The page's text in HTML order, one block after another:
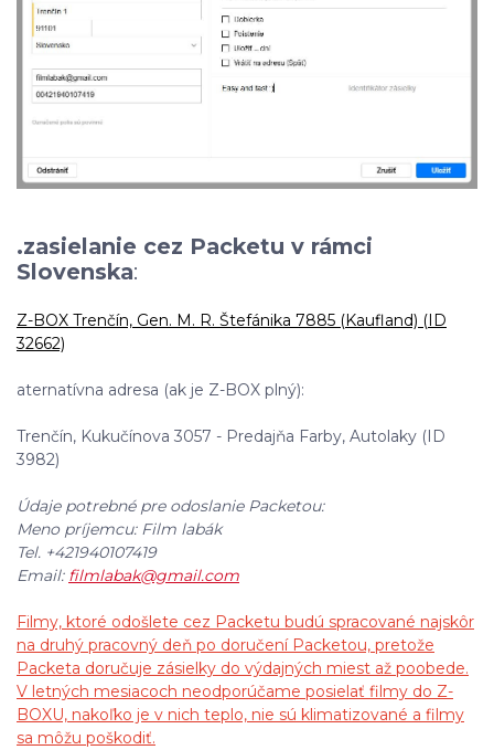
.zasielanie cez Packetu v rámci
Slovenska:
Z-BOX Trenčín, Gen. M. R. Štefánika 7885 (Kaufland) (ID
32662)
aternatívna adresa (ak je Z-BOX plný):
Trenčín, Kukučínova 3057 - Predajňa Farby, Autolaky (ID
3982)
Údaje potrebné pre odoslanie Packetou:
Meno príjemcu: Film labák
Tel. +421940107419
Email: filmlabak@gmail.com
Filmy, ktoré odošlete cez Packetu budú spracované najskôr
na druhý pracovný deň po doručení Packetou, pretože
Packeta doručuje zásielky do výdajných miest až poobede.
V letných mesiacoch neodporúčame posielať filmy do Z-
BOXU, nakoľko je v nich teplo, nie sú klimatizované a filmy
sa môžu poškodiť.